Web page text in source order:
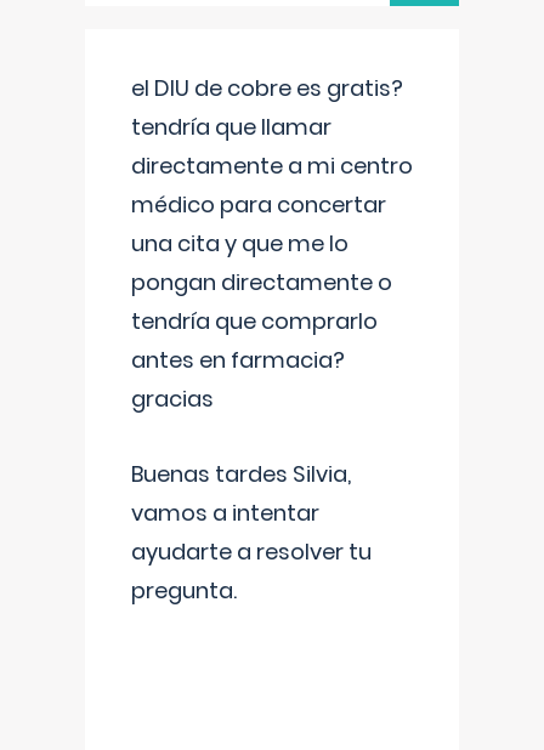
el DIU de cobre es gratis?
tendría que llamar
directamente a mi centro
médico para concertar
una cita y que me lo
pongan directamente o
tendría que comprarlo
antes en farmacia?
gracias
Buenas tardes Silvia,
vamos a intentar
ayudarte a resolver tu
pregunta.